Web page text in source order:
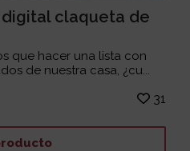
claqueta de
que hacer una lista con
de nuestra casa, ¿cu...
31